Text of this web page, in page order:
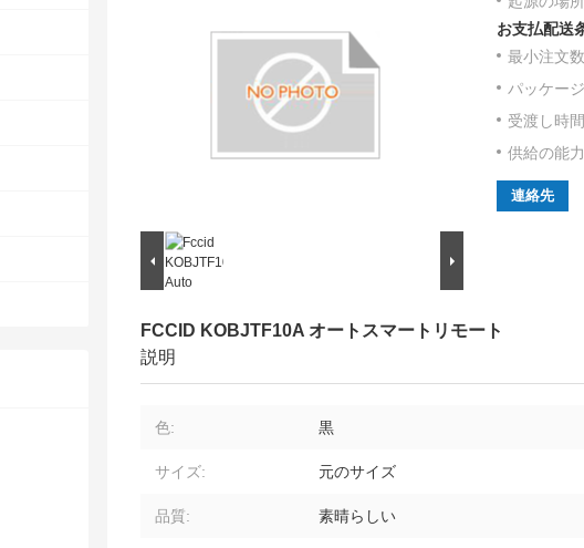
お支払配送
最小注文
パッケー
受渡し時
供給の能
連絡先
FCCID KOBJTF10A オートスマートリモート
説明
色: 黒
サイズ: 元のサイズ
品質: 素晴らしい